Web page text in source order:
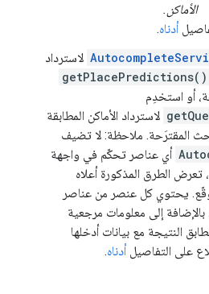
الأماكن.
أدناه.
لاسترداد
getPlacePredictions()
أو استخدِم
لاسترداد الأماكن المطابقة
المقترَحة. ملاحظة: لا تضيف
أي عناصر تحكّم في واجهة
تعرض الطرق المذكورة أعلاه
يحتوي كل عنصر من عناصر
إلى معلومات مرجعية
النتيجة مع بيانات أدخلها
على التفاصيل أدناه.